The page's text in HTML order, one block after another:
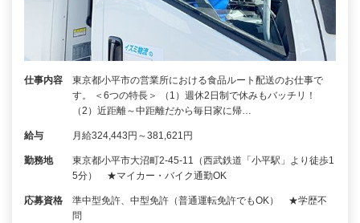
仕事内容
東京都小平市の営業所における食品ルート配送のお仕事で
す。 ＜6つの特長＞ （1）週休2日制で休みもバッチリ！
（2）近距離～中距離だから毎日家に帰…
給与 月給324,443円～381,621円
勤務地
東京都小平市大沼町2‐45‐11（西武鉄道「小平駅」より徒歩1
5分） ★マイカー・バイク通勤OK
応募資格
準中型免許、中型免許（普通運転免許でもOK） ★学歴不
問